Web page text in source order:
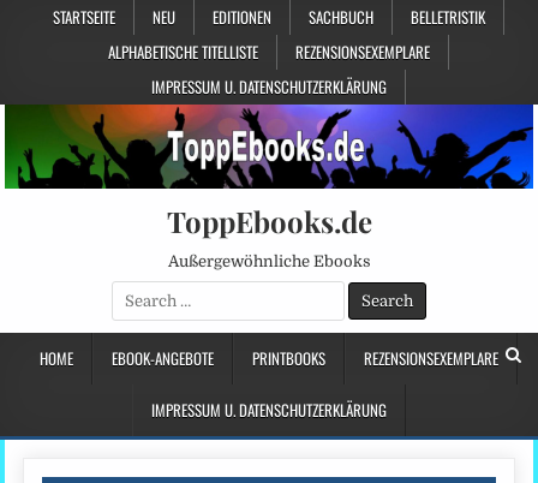
STARTSEITE NEU EDITIONEN SACHBUCH
BELLETRISTIK
ALPHABETISCHE TITELLISTE
REZENSIONSEXEMPLARE
IMPRESSUM U. DATENSCHUTZERKLÄRUNG
ToppEbooks.de
Außergewöhnliche Ebooks
Search
for:
HOME EBOOK-ANGEBOTE PRINTBOOKS REZENSIONSEXEMPLARE
IMPRESSUM U. DATENSCHUTZERKLÄRUNG